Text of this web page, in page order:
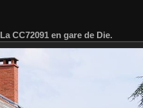
La CC72091 en gare de Die.